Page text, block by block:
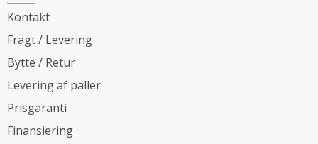
Kontakt
Fragt / Levering
Bytte / Retur
Levering af paller
Prisgaranti
Finansiering